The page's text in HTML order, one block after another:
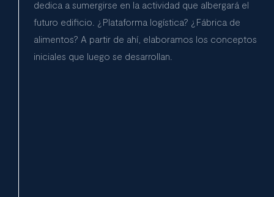
dedica a sumergirse en la actividad que albergará el
futuro edificio. ¿Plataforma logística? ¿Fábrica de
alimentos? A partir de ahí, elaboramos los conceptos
iniciales que luego se desarrollan.